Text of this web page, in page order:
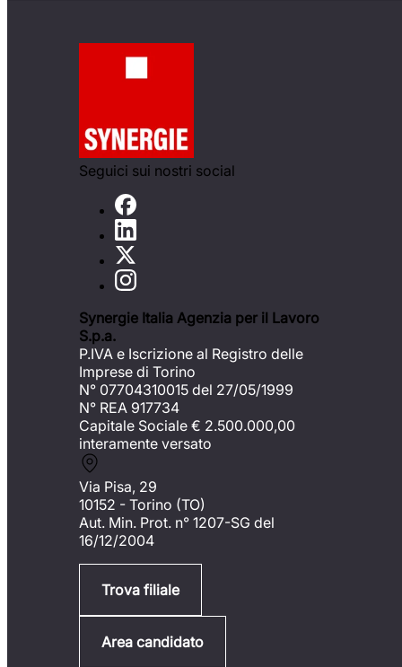
Seguici sui nostri social
Synergie Italia Agenzia per il Lavoro
S.p.a.
P.IVA e Iscrizione al Registro delle
Imprese di Torino
N° 07704310015 del 27/05/1999
N° REA 917734
Capitale Sociale € 2.500.000,00
interamente versato
Via Pisa, 29
10152 - Torino (TO)
Aut. Min. Prot. n° 1207-SG del
16/12/2004
Trova filiale
Area candidato